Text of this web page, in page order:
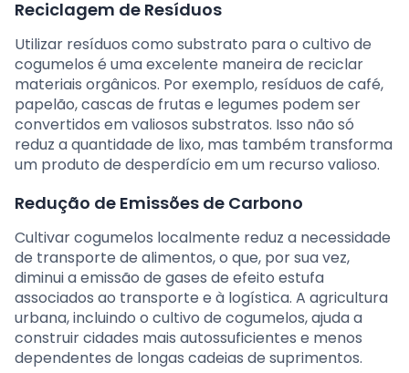
Reciclagem de Resíduos
Utilizar resíduos como substrato para o cultivo de
cogumelos é uma excelente maneira de reciclar
materiais orgânicos. Por exemplo, resíduos de café,
papelão, cascas de frutas e legumes podem ser
convertidos em valiosos substratos. Isso não só
reduz a quantidade de lixo, mas também transforma
um produto de desperdício em um recurso valioso.
Redução de Emissões de Carbono
Cultivar cogumelos localmente reduz a necessidade
de transporte de alimentos, o que, por sua vez,
diminui a emissão de gases de efeito estufa
associados ao transporte e à logística. A agricultura
urbana, incluindo o cultivo de cogumelos, ajuda a
construir cidades mais autossuficientes e menos
dependentes de longas cadeias de suprimentos.